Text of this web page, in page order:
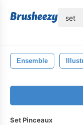
Ensemble
Set Pinceaux